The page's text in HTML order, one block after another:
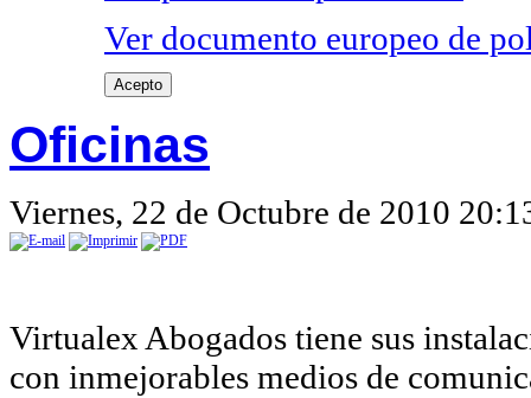
Ver documento europeo de
Acepto
Oficinas
Viernes, 22 de Octubre de 2010
Virtualex Abogados tiene sus
con inmejorables medios de